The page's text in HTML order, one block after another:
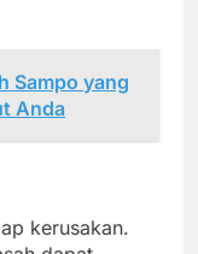
Sampo yang
Anda
kerusakan.